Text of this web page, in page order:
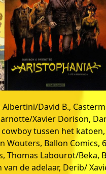
David B.,
Xavier Dorison,
cowboy tussen het
Wouters, Ballon Comics,
Thomas Labourot/Beka,
van de adelaar, Derib/